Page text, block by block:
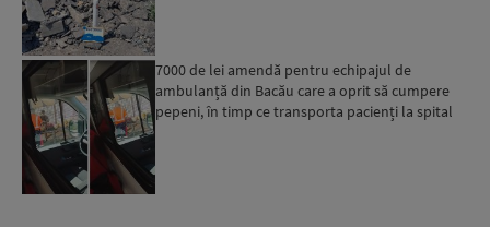
7000 de lei amendă pentru echipajul de
ambulanță din Bacău care a oprit să cumpere
pepeni, în timp ce transporta pacienți la spital